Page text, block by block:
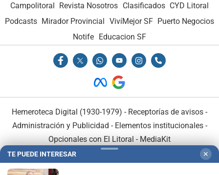
Campolitoral Revista Nosotros Clasificados CYD Litoral
Podcasts Mirador Provincial VivíMejor SF Puerto Negocios
Notife Educacion SF
Hemeroteca Digital (1930-1979) - Receptorías de avisos -
Administración y Publicidad - Elementos institucionales-
Opcionales con El Litoral - MediaKit
TE PUEDE INTERESAR ✕